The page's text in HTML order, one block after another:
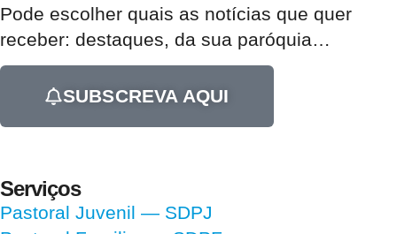
Pode escolher quais as notícias que quer
receber: destaques, da sua paróquia…
SUBSCREVA AQUI
Serviços
Pastoral Juvenil — SDPJ